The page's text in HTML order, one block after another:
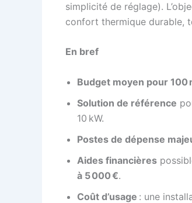
simplicité de réglage).
confort thermique durable,
En bref
Budget moyen pour 100
Solution de référence
10 kW.
Postes de dépense
Aides financières
à 5 000 €.
Coût d’usage : une